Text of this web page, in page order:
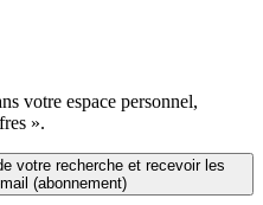
votre espace personnel,
».
votre recherche et recevoir les
(abonnement)